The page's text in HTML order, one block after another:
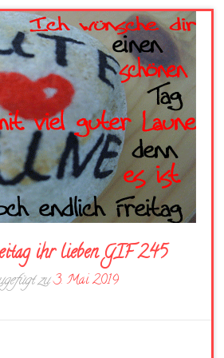
ihr lieben GIF 245
zu3. Mai 2019